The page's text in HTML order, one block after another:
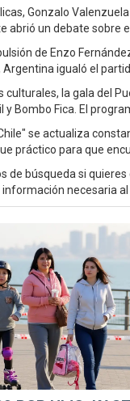
Gonzalo
abrió un debate sobre
de Enzo
igualó el
culturales, la gala del
y Bombo Fica. El
se actualiza
práctico para que
de búsqueda si
necesaria al